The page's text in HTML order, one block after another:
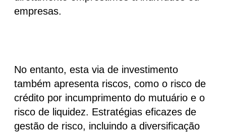
empresas.
No entanto, esta via de investimento
também apresenta riscos, como o risco de
crédito por incumprimento do mutuário e o
risco de liquidez. Estratégias eficazes de
gestão de risco, incluindo a diversificação